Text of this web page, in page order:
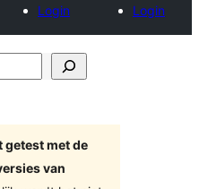
Login
Login
getest met de
van